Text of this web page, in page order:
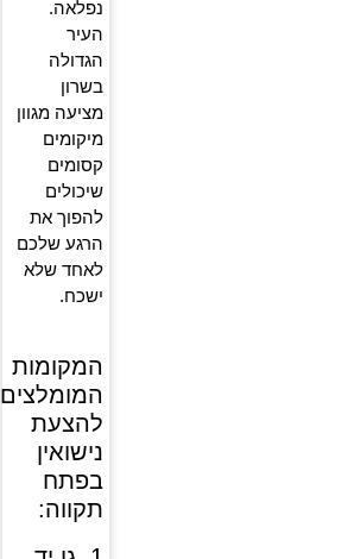
נפלאה.
העיר
הגדולה
בשרון
מציעה מגוון
מיקומים
קסומים
שיכולים
להפוך את
הרגע שלכם
לאחד שלא
ישכח.
המקומות
המומלצים
להצעת
נישואין
בפתח
תקווה: